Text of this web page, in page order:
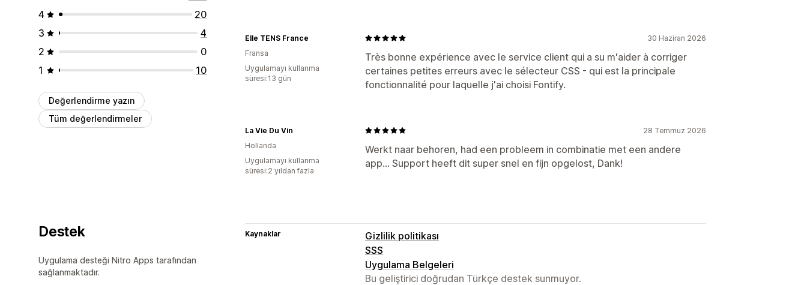
4
20
3
4
2
0
1
10
Değerlendirme yazın
Tüm değerlendirmeler
30 Haziran 2026
Très bonne expérience avec le service client qui a su m'aider à corriger
certaines petites erreurs avec le sélecteur CSS - qui est la principale
fonctionnalité pour laquelle j'ai choisi Fontify.
Elle TENS France
Fransa
Uygulamayı kullanma
süresi:13 gün
28 Temmuz 2026
Werkt naar behoren, had een probleem in combinatie met een andere
app... Support heeft dit super snel en fijn opgelost, Dank!
La Vie Du Vin
Hollanda
Uygulamayı kullanma
süresi:2 yıldan fazla
Destek
Uygulama desteği Nitro Apps tarafından
sağlanmaktadır.
Kaynaklar
Gizlilik politikası
SSS
Uygulama Belgeleri
Bu geliştirici doğrudan Türkçe destek sunmuyor.